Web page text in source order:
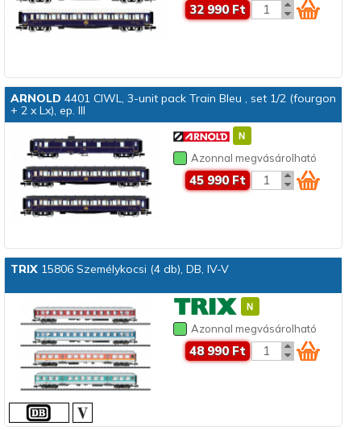
32 990 Ft
ARNOLD 4401 CIWL, 3-unit pack Train Bleu , set 1/2 (fourgon
+ 2 x Lx), ep. III
Azonnal megvásárolható
45 990 Ft
TRIX15806 Személykocsi (4 db), DB, IV-V
Azonnal megvásárolható
48 990 Ft